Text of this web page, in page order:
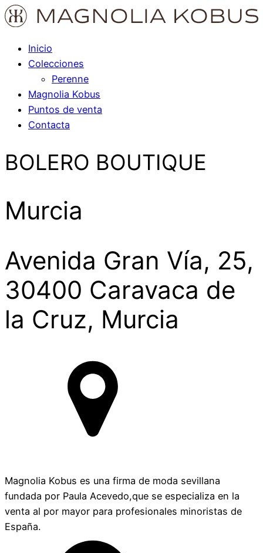
Inicio
Colecciones
Perenne
Magnolia Kobus
Puntos de venta
Contacta
BOLERO BOUTIQUE
Murcia
Avenida Gran Vía, 25,
30400 Caravaca de
la Cruz, Murcia
Magnolia Kobus es una firma de moda sevillana
fundada por Paula Acevedo,que se especializa en la
venta al por mayor para profesionales minoristas de
España.